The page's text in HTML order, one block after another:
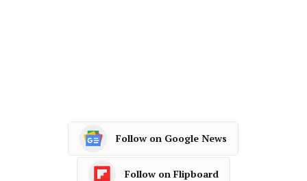
Follow on Google News
Follow on Flipboard